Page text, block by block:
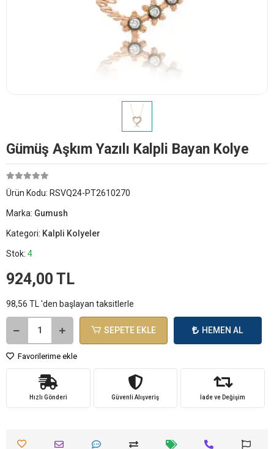
Gümüş Aşkım Yazılı Kalpli Bayan Kolye
Ürün Kodu: RSVQ24-PT2610270
Marka: Gumush
Kategori: Kalpli Kolyeler
Stok: 4
924,00 TL
98,56 TL 'den başlayan taksitlerle
SEPETE EKLE HEMEN AL
Favorilerime ekle
Hızlı Gönderi Güvenli Alışveriş İade ve Değişim